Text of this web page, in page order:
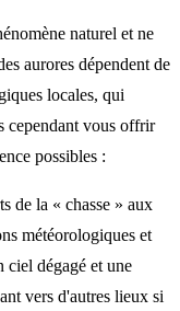
naturel et ne
aurores dépendent de
locales, qui
cependant vous offrir
possibles :
de la « chasse » aux
météorologiques et
ciel dégagé et une
vers d'autres lieux si